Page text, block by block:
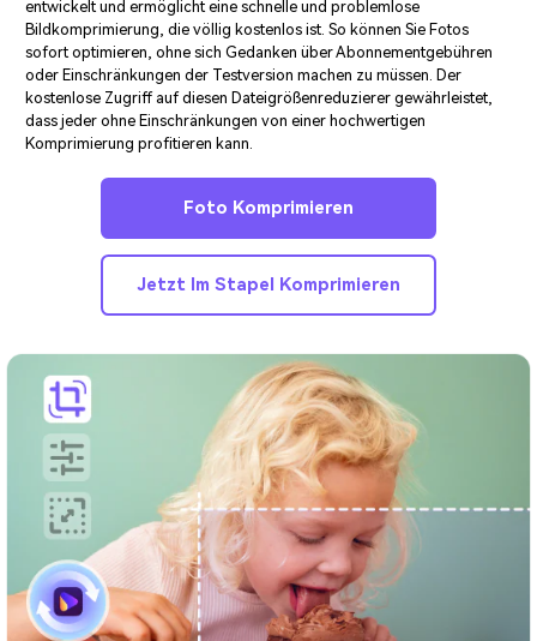
entwickelt und ermöglicht eine schnelle und problemlose
Bildkomprimierung, die völlig kostenlos ist. So können Sie Fotos
sofort optimieren, ohne sich Gedanken über Abonnementgebühren
oder Einschränkungen der Testversion machen zu müssen. Der
kostenlose Zugriff auf diesen Dateigrößenreduzierer gewährleistet,
dass jeder ohne Einschränkungen von einer hochwertigen
Komprimierung profitieren kann.
Foto Komprimieren
Jetzt Im Stapel Komprimieren